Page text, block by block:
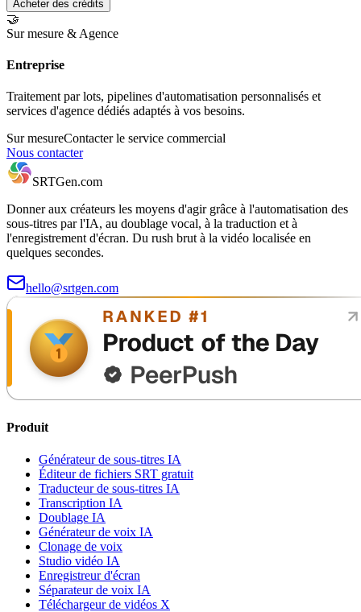
Acheter des crédits
🤝
Sur mesure & Agence
Entreprise
Traitement par lots, pipelines d'automatisation personnalisés et
services d'agence dédiés adaptés à vos besoins.
Sur mesureContacter le service commercial
Nous contacter
SRTGen.com
Donner aux créateurs les moyens d'agir grâce à l'automatisation des
sous-titres par l'IA, au doublage vocal, à la traduction et à
l'enregistrement d'écran. Du rush brut à la vidéo localisée en
quelques secondes.
hello@srtgen.com
Produit
Générateur de sous-titres IA
Éditeur de fichiers SRT gratuit
Traducteur de sous-titres IA
Transcription IA
Doublage IA
Générateur de voix IA
Clonage de voix
Studio vidéo IA
Enregistreur d'écran
Séparateur de voix IA
Téléchargeur de vidéos X